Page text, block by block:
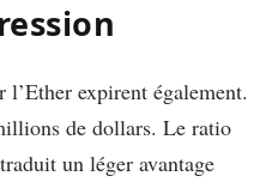
expirent également.
de dollars. Le ratio
un léger avantage